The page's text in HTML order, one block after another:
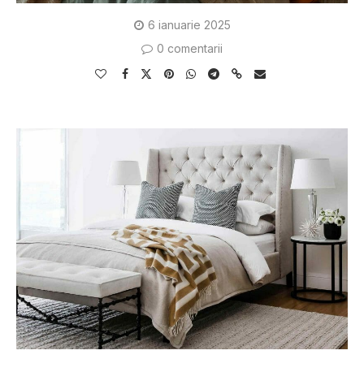
6 ianuarie 2025
0 comentarii